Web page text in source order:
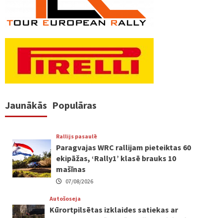
Jaunākās Populāras
Rallijs pasaulē
Paragvajas WRC rallijam pieteiktas 60
ekipāžas, ‘Rally1’ klasē brauks 10
mašīnas
07/08/2026
Autošoseja
Kūrortpilsētas izklaides satiekas ar